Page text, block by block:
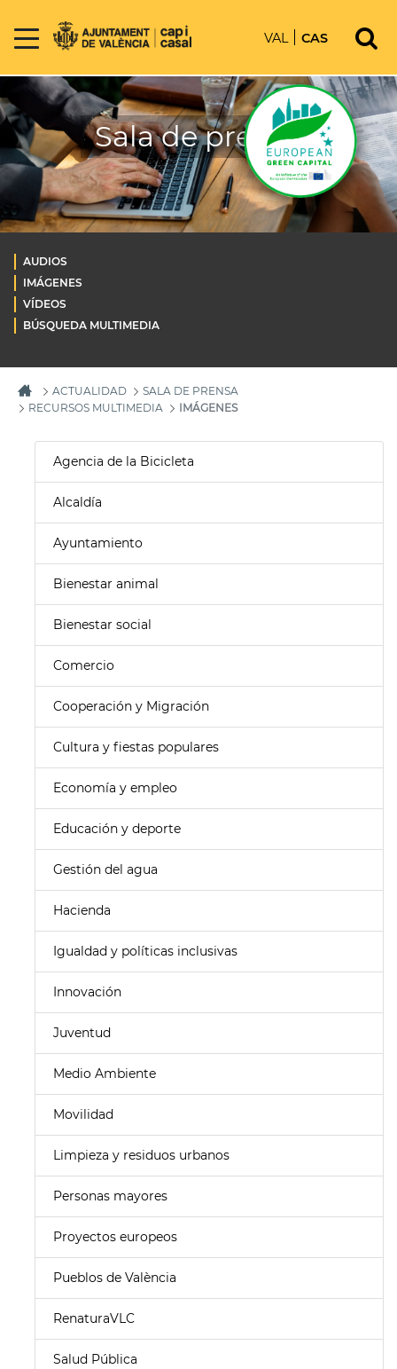
VAL CAS
Sala de prensa
AUDIOS
IMÁGENES
VÍDEOS
BÚSQUEDA MULTIMEDIA
ACTUALIDAD
SALA DE PRENSA
RECURSOS MULTIMEDIA
IMÁGENES
Agencia de la Bicicleta
Alcaldía
Ayuntamiento
Bienestar animal
Bienestar social
Comercio
Cooperación y Migración
Cultura y fiestas populares
Economía y empleo
Educación y deporte
Gestión del agua
Hacienda
Igualdad y políticas inclusivas
Innovación
Juventud
Medio Ambiente
Movilidad
Limpieza y residuos urbanos
Personas mayores
Proyectos europeos
Pueblos de València
RenaturaVLC
Salud Pública